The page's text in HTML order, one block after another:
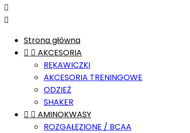


Strona główna
  AKCESORIA
RĘKAWICZKI
AKCESORIA TRENINGOWE
ODZIEŻ
SHAKER
  AMINOKWASY
ROZGAŁĘZIONE / BCAA